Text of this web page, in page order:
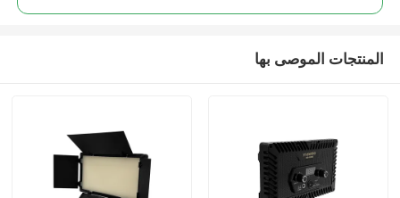
المنتجات الموصى بها